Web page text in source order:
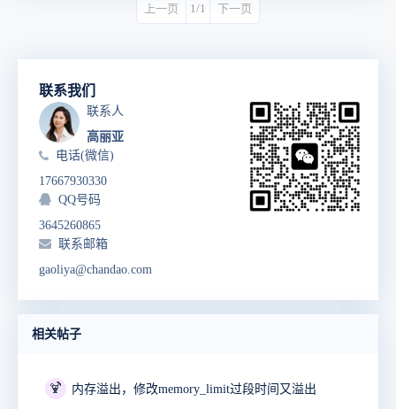
上一页 1/1 下一页
联系我们
联系人
高丽亚
电话(微信)
17667930330
QQ号码
3645260865
联系邮箱
gaoliya@chandao.com
相关帖子
🍹 内存溢出，修改memory_limit过段时间又溢出